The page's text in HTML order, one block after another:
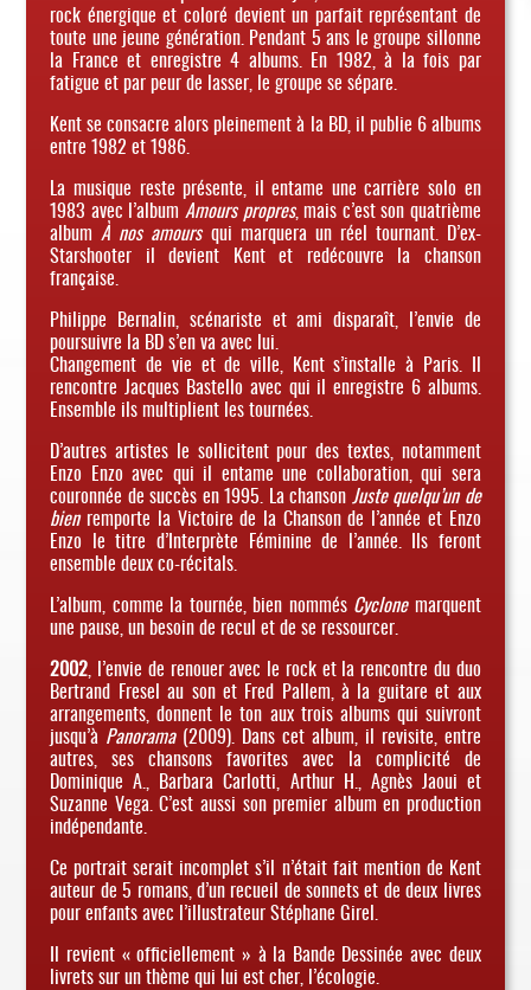
rock énergique et coloré devient un parfait représentant de
toute une jeune génération. Pendant 5 ans le groupe sillonne
la France et enregistre 4 albums. En 1982, à la fois par
fatigue et par peur de lasser, le groupe se sépare.
Kent se consacre alors pleinement à la BD, il publie 6 albums
entre 1982 et 1986.
La musique reste présente, il entame une carrière solo en
1983 avec l’album Amours propres, mais c’est son quatrième
album À nos amoursqui marquera un réel tournant. D’ex-
Starshooter il devient Kent et redécouvre la chanson
française.
Philippe Bernalin, scénariste et ami disparaît, l’envie de
poursuivre la BD s’en va avec lui.
Changement de vie et de ville, Kent s’installe à Paris. Il
rencontre Jacques Bastello avec qui il enregistre 6 albums.
Ensemble ils multiplient les tournées.
D’autres artistes le sollicitent pour des textes, notamment
Enzo Enzo avec qui il entame une collaboration, qui sera
couronnée de succès en 1995. La chanson Juste quelqu’un de
bienremporte la Victoire de la Chanson de l’année et Enzo
Enzo le titre d’Interprète Féminine de l’année. Ils feront
ensemble deux co-récitals.
L’album, comme la tournée, bien nommés Cyclonemarquent
une pause, un besoin de recul et de se ressourcer.
2002 , l’envie de renouer avec le rock et la rencontre du duo
Bertrand Fresel au son et Fred Pallem, à la guitare et aux
arrangements, donnent le ton aux trois albums qui suivront
jusqu’à Panorama(2009). Dans cet album, il revisite, entre
autres, ses chansons favorites avec la complicité de
Dominique A., Barbara Carlotti, Arthur H., Agnès Jaoui et
Suzanne Vega. C’est aussi son premier album en production
indépendante.
Ce portrait serait incomplet s’il n’était fait mention de Kent
auteur de 5 romans, d’un recueil de sonnets et de deux livres
pour enfants avec l’illustrateur Stéphane Girel.
Il revient « officiellement » à la Bande Dessinée avec deux
livrets sur un thème qui lui est cher, l’écologie.